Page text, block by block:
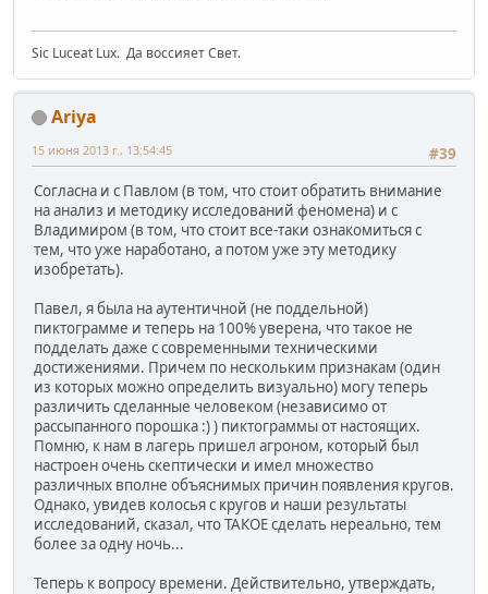
Sic Luceat Lux. Да воссияет Свет.
Ariya
#39
15 июня 2013 г., 13:54:45
Согласна и с Павлом (в том, что стоит обратить внимание
на анализ и методику исследований феномена) и с
Владимиром (в том, что стоит все-таки ознакомиться с
тем, что уже наработано, а потом уже эту методику
изобретать).
Павел, я была на аутентичной (не поддельной)
пиктограмме и теперь на 100% уверена, что такое не
подделать даже с современными техническими
достижениями. Причем по нескольким признакам (один
из которых можно определить визуально) могу теперь
различить сделанные человеком (независимо от
рассыпанного порошка :) ) пиктограммы от настоящих.
Помню, к нам в лагерь пришел агроном, который был
настроен очень скептически и имел множество
различных вполне объяснимых причин появления кругов.
Однако, увидев колосья с кругов и наши результаты
исследований, сказал, что ТАКОЕ сделать нереально, тем
более за одну ночь...
Теперь к вопросу времени. Действительно, утверждать,